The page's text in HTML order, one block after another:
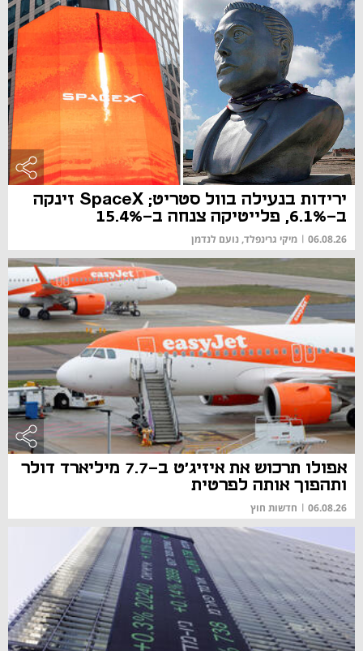
ירידות בנעילה בוול סטריט; SpaceX זינקה
ב-6.1%, פלייטיקה צנחה ב-15.4%
06.08.26
| מיקי גרינפלד, נועם לנדמן
אפולו תרכוש את איזיג'ט ב-7.7 מיליארד דולר
ותהפוך אותה לפרטית
06.08.26
| חדשות חוץ